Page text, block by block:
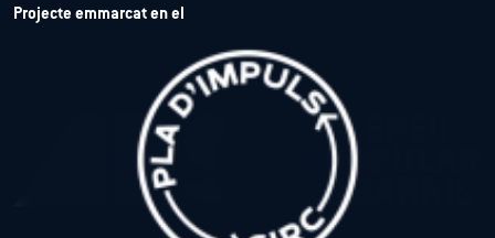
Projecte emmarcat en el